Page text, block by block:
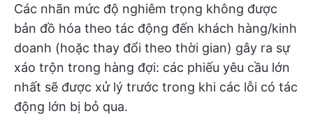
Các nhãn mức độ nghiêm trọng không được
bản đồ hóa theo tác động đến khách hàng/kinh
doanh (hoặc thay đổi theo thời gian) gây ra sự
xáo trộn trong hàng đợi: các phiếu yêu cầu lớn
nhất sẽ được xử lý trước trong khi các lỗi có tác
động lớn bị bỏ qua.